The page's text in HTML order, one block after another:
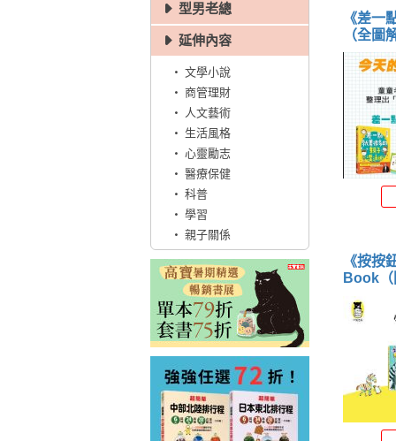
型男老總
延伸內容
文學小說
商管理財
人文藝術
生活風格
心靈勵志
醫療保健
科普
學習
親子關係
《差一
《按按
Book（
》